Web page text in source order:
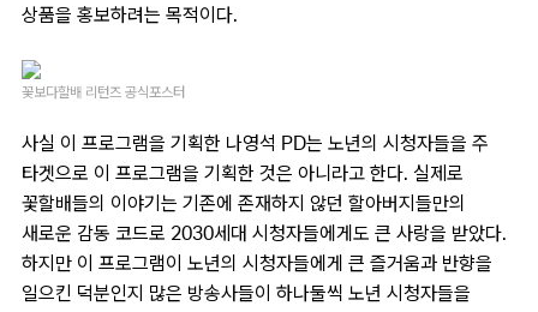
상품을 홍보하려는 목적이다.
꽃보다할배 리턴즈 공식포스터
사실 이 프로그램을 기획한 나영석 PD는 노년의 시청자들을 주
타겟으로 이 프로그램을 기획한 것은 아니라고 한다. 실제로
꽃할배들의 이야기는 기존에 존재하지 않던 할아버지들만의
새로운 감동 코드로 2030세대 시청자들에게도 큰 사랑을 받았다.
하지만 이 프로그램이 노년의 시청자들에게 큰 즐거움과 반향을
일으킨 덕분인지 많은 방송사들이 하나둘씩 노년 시청자들을